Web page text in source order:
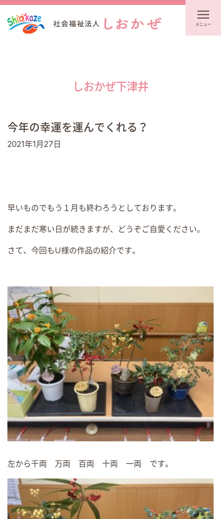
メニュー
しおかぜ下津井
今年の幸運を運んでくれる？
2021年1月27日
早いものでもう１月も終わろうとしております。
まだまだ寒い日が続きますが、どうぞご自愛ください。
さて、今回もU様の作品の紹介です。
左から千両 万両 百両 十両 一両 です。